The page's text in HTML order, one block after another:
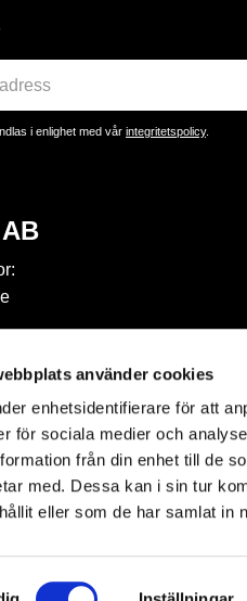
använder cookies
enhetsidentifierare för att
för sociala medier och
från din enhet till de
med. Dessa kan i sin tur
eller som de har samlat in
i enlighet med vår integritetspolicy.